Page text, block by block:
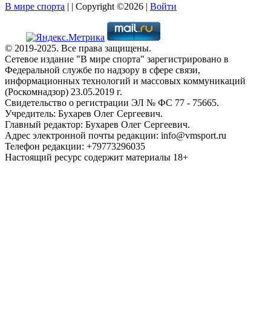
В мире спорта | | Copyright ©2026 | Войти
© 2019-2025. Все права защищены.
Сетевое издание "В мире спорта" зарегистрировано в
Федеральной службе по надзору в сфере связи,
информационных технологий и массовых коммуникаций
(Роскомнадзор) 23.05.2019 г.
Свидетельство о регистрации ЭЛ № ФС 77 - 75665.
Учредитель: Бухарев Олег Сергеевич.
Главный редактор: Бухарев Олег Сергеевич.
Адрес электронной почты редакции: info@vmsport.ru
Телефон редакции: +79773296035
Настоящий ресурс содержит материалы 18+